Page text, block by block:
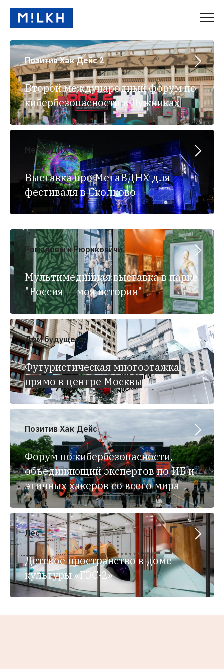
Позитив Хак Дейс 2
Второй международный форум по
кибербезопасности в Лужниках
МетаВДНХ
Выставка про МетаВДНХ для
фестиваля в Сколково
Романовы и Рюриковичи
Мультимедийная выставка в парке
"Россия — моя история"
Дом будущего
Футуристическая многоэтажка
прямо в центре Москвы
Позитив Хак Дейс
Форум по кибербезопасности,
объединяющий экспертов по ИБ и
этичных хакеров со всего мира
Лес
Детское пространство в доме
культуры «ГЭС-2»